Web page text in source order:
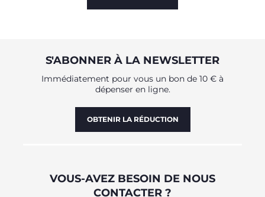
S'ABONNER À LA NEWSLETTER
Immédiatement pour vous un bon de 10 € à
dépenser en ligne.
OBTENIR LA RÉDUCTION
VOUS-AVEZ BESOIN DE NOUS
CONTACTER ?